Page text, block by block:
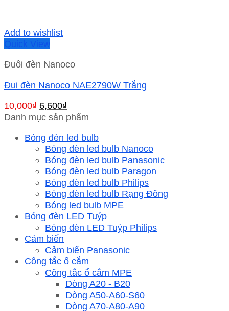
Add to wishlist
Quick View
Đuôi đèn Nanoco
Đui đèn Nanoco NAE2790W Trắng
10,000₫ Giá
gốc
10,000₫.
6,600₫
hiện
là:
6,600₫.
Danh mục sản phẩm
Bóng đèn led bulb
Bóng đèn led bulb Nanoco
Bóng đèn led bulb Panasonic
Bóng đèn led bulb Paragon
Bóng đèn led bulb Philips
Bóng đèn led bulb Rạng Đông
Bóng led bulb MPE
Bóng đèn LED Tuýp
Bóng đèn LED Tuýp Philips
Cảm biến
Cảm biến Panasonic
Công tắc ổ cắm
Công tắc ổ cắm MPE
Dòng A20 - B20
Dòng A50-A60-S60
Dòng A70-A80-A90